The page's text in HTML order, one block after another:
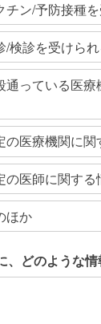
チン/予防接種
/検診を受けら
通っている医
の医療機関に
の医師に関す
ほか
、どのような
、どのような情